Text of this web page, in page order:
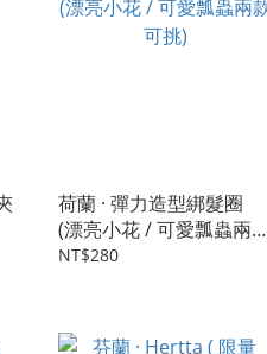
荷蘭 · 彈力造型綁髮圈
(漂亮小花 / 可愛瓢蟲兩款
可挑)
NT$280